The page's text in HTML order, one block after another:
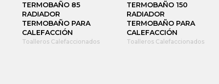
TERMOBAÑO 85
RADIADOR
TERMOBAÑO PARA
CALEFACCIÓN
Toalleros Calefaccionados
TERMOBAÑO 150
RADIADOR
TERMOBAÑO PARA
CALEFACCIÓN
Toalleros Calefaccionados